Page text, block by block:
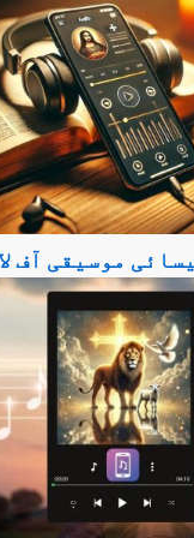
موسیقی آف